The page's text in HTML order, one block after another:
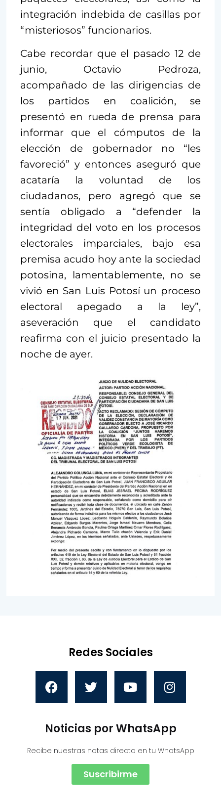
integración indebida de casillas por
“misteriosos” funcionarios.
Cabe recordar que el pasado 12 de
junio, Octavio Pedroza,
acompañado de las dirigencias de
los partidos en coalición, se
presentó en rueda de prensa para
informar que el cómputos de la
elección de gobernador no “les
favoreció” y entonces aseguró que
acataría la voluntad de los
ciudadanos, pero agregó que se
sentía obligado a “defender la
integridad del voto en los procesos
electorales imparciales, bajo esa
premisa acudo hoy ante la sociedad
potosina, lamentablemente, no se
vivió en San Luis Potosí un proceso
electoral apegado a la ley”,
aseveración que el candidato
reafirma con el juicio presentado la
noche de ayer.
Redes Sociales
Noticias por WhatsApp
Recibe nuestras notas directo en tu WhatsApp
Suscribirme